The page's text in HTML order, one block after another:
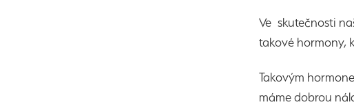
Ve skutečnosti
takové hormony,
Takovým
máme dobrou